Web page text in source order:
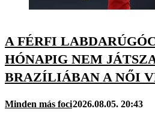
A FÉRFI
HÓNAPIG NEM
BRAZÍLIÁBAN A NŐI
Minden más foci2026.08.05. 20:43